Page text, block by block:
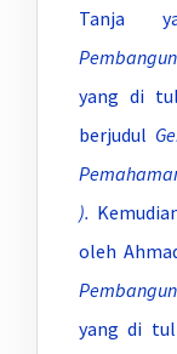
Tanja
yang di
berjudul
).
oleh
yang di